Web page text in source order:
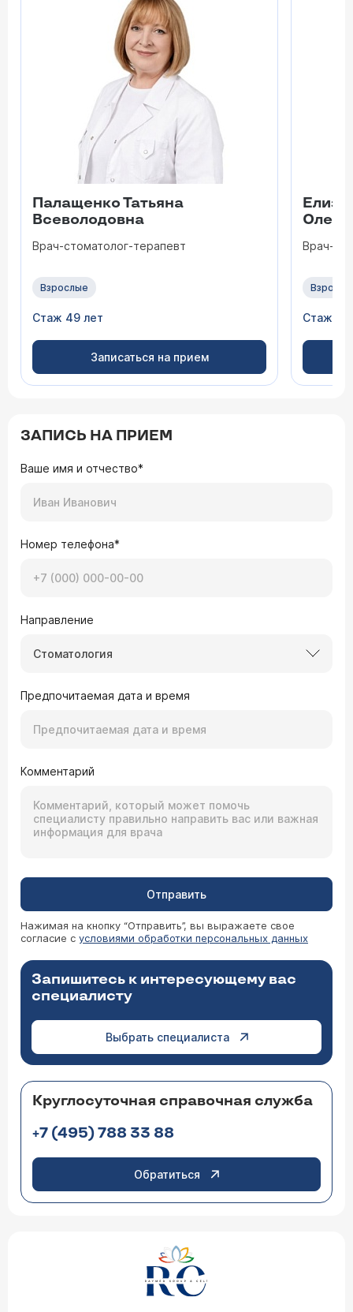
Палащенко Татьяна
Всеволодовна
Врач-стоматолог-терапевт
Взрослые
Стаж 49 лет
Записаться на прием
Врач-
Стаж 47
ЗАПИСЬ НА ПРИЕМ
Ваше имя и отчество*
Номер телефона*
Направление
Стоматология
Предпочитаемая дата и время
Комментарий
Отправить
Нажимая на кнопку “Отправить”, вы выражаете свое
согласие с условиями обработки персональных данных
Запишитесь к интересующему вас
специалисту
Выбрать специалиста
Круглосуточная справочная служба
+7 (495) 788 33 88
Обратиться